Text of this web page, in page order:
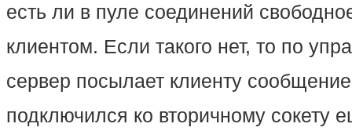
есть ли в пуле соединений
клиентом. Если такого нет, то по
сервер посылает клиенту
подключился ко вторичному сокету